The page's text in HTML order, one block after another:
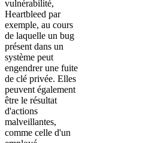
vulnérabilité,
Heartbleed par
exemple, au cours
de laquelle un bug
présent dans un
système peut
engendrer une fuite
de clé privée. Elles
peuvent également
être le résultat
d'actions
malveillantes,
comme celle d'un